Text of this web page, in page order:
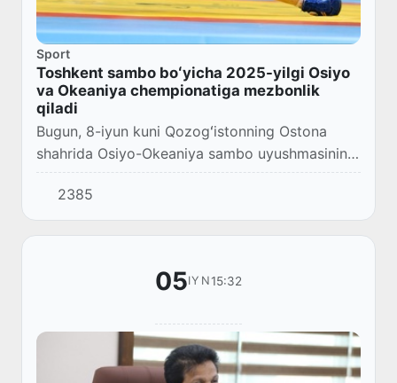
Sport
Toshkent sambo boʻyicha 2025-yilgi Osiyo
va Okeaniya chempionatiga mezbonlik
qiladi
Bugun, 8-iyun kuni Qozogʻistonning Ostona
shahrida Osiyo-Okeaniya sambo uyushmasining
navbatdagi kongressi tashkil etildi.
2385
05IYN15:32